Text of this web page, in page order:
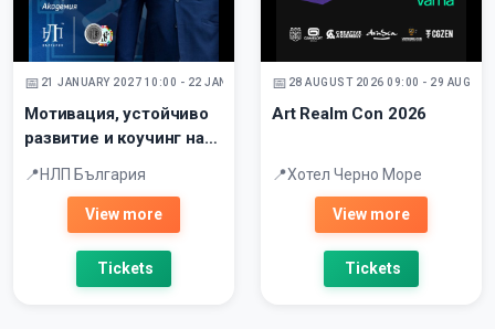
21 JANUARY 2027 10:00 - 22 JANUARY 2027
Мотивация, устойчиво
развитие и коучинг на
НЛП България
View more
Tickets
28 AUGUST 2026 09:00 - 29
Art Realm Con 2026
Хотел Черно Море
View more
Tickets